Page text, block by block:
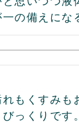
の備えにな
もくすみ
っくりです。